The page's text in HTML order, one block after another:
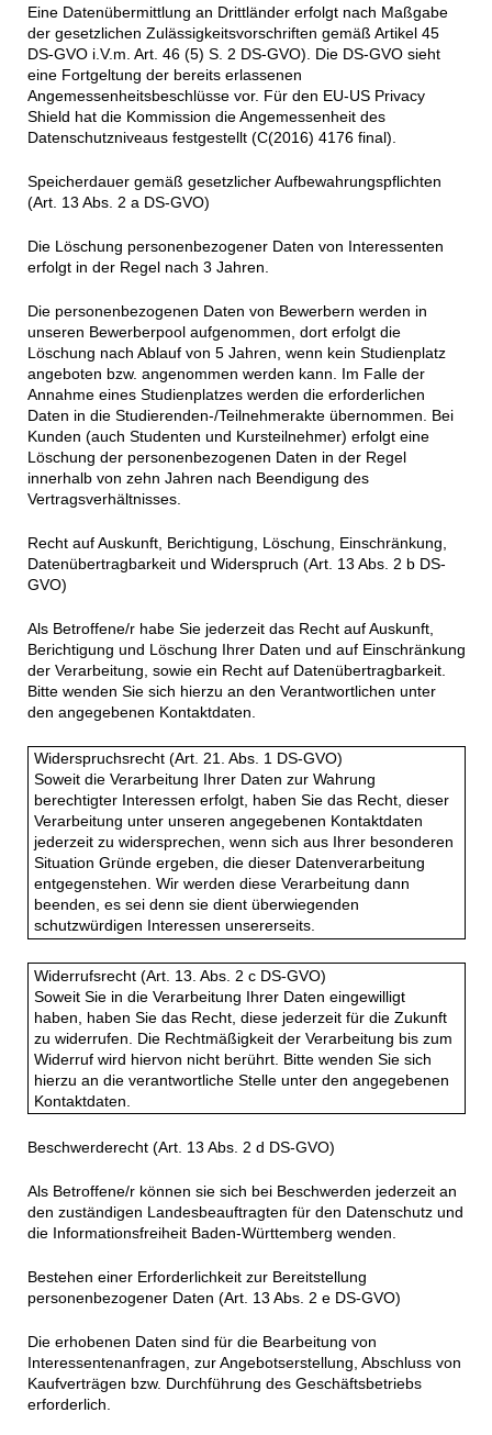
Eine Datenübermittlung an Drittländer erfolgt nach Maßgabe
der gesetzlichen Zulässigkeitsvorschriften gemäß Artikel 45
DS-GVO i.V.m. Art. 46 (5) S. 2 DS-GVO). Die DS-GVO sieht
eine Fortgeltung der bereits erlassenen
Angemessenheitsbeschlüsse vor. Für den EU-US Privacy
Shield hat die Kommission die Angemessenheit des
Datenschutzniveaus festgestellt (C(2016) 4176 final).
Speicherdauer gemäß gesetzlicher Aufbewahrungspflichten
(Art. 13 Abs. 2 a DS-GVO)
Die Löschung personenbezogener Daten von Interessenten
erfolgt in der Regel nach 3 Jahren.
Die personenbezogenen Daten von Bewerbern werden in
unseren Bewerberpool aufgenommen, dort erfolgt die
Löschung nach Ablauf von 5 Jahren, wenn kein Studienplatz
angeboten bzw. angenommen werden kann. Im Falle der
Annahme eines Studienplatzes werden die erforderlichen
Daten in die Studierenden-/Teilnehmerakte übernommen. Bei
Kunden (auch Studenten und Kursteilnehmer) erfolgt eine
Löschung der personenbezogenen Daten in der Regel
innerhalb von zehn Jahren nach Beendigung des
Vertragsverhältnisses.
Recht auf Auskunft, Berichtigung, Löschung, Einschränkung,
Datenübertragbarkeit und Widerspruch (Art. 13 Abs. 2 b DS-
GVO)
Als Betroffene/r habe Sie jederzeit das Recht auf Auskunft,
Berichtigung und Löschung Ihrer Daten und auf Einschränkung
der Verarbeitung, sowie ein Recht auf Datenübertragbarkeit.
Bitte wenden Sie sich hierzu an den Verantwortlichen unter
den angegebenen Kontaktdaten.
Widerspruchsrecht (Art. 21. Abs. 1 DS-GVO)
Soweit die Verarbeitung Ihrer Daten zur Wahrung
berechtigter Interessen erfolgt, haben Sie das Recht, dieser
Verarbeitung unter unseren angegebenen Kontaktdaten
jederzeit zu widersprechen, wenn sich aus Ihrer besonderen
Situation Gründe ergeben, die dieser Datenverarbeitung
entgegenstehen. Wir werden diese Verarbeitung dann
beenden, es sei denn sie dient überwiegenden
schutzwürdigen Interessen unsererseits.
Widerrufsrecht (Art. 13. Abs. 2 c DS-GVO)
Soweit Sie in die Verarbeitung Ihrer Daten eingewilligt
haben, haben Sie das Recht, diese jederzeit für die Zukunft
zu widerrufen. Die Rechtmäßigkeit der Verarbeitung bis zum
Widerruf wird hiervon nicht berührt. Bitte wenden Sie sich
hierzu an die verantwortliche Stelle unter den angegebenen
Kontaktdaten.
Beschwerderecht (Art. 13 Abs. 2 d DS-GVO)
Als Betroffene/r können sie sich bei Beschwerden jederzeit an
den zuständigen Landesbeauftragten für den Datenschutz und
die Informationsfreiheit Baden-Württemberg wenden.
Bestehen einer Erforderlichkeit zur Bereitstellung
personenbezogener Daten (Art. 13 Abs. 2 e DS-GVO)
Die erhobenen Daten sind für die Bearbeitung von
Interessentenanfragen, zur Angebotserstellung, Abschluss von
Kaufverträgen bzw. Durchführung des Geschäftsbetriebs
erforderlich.